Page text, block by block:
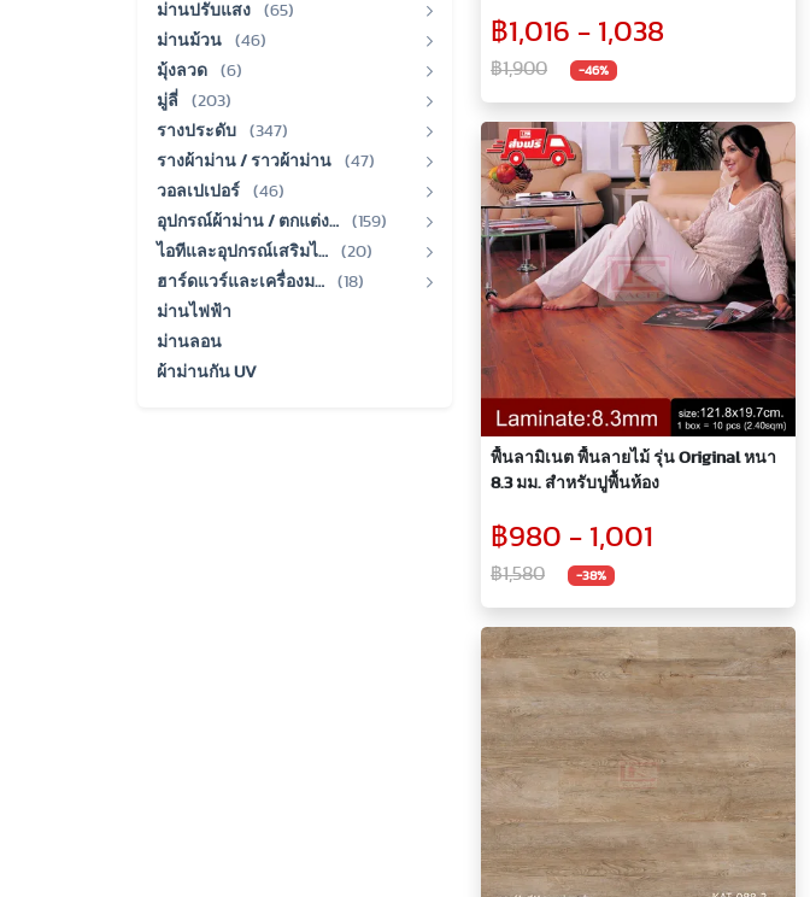
ม่านปรับแสง
(65)
ม่านม้วน
(46)
มุ้งลวด
(6)
มู่ลี่
(203)
รางประดับ
(347)
รางผ้าม่าน / ราวผ้าม่าน
(47)
วอลเปเปอร์
(46)
อุปกรณ์ผ้าม่าน / ตกแต่ง…
(159)
ไอทีและอุปกรณ์เสริมไ…
(20)
ฮาร์ดแวร์และเครื่องม…
(18)
ม่านไฟฟ้า
ม่านลอน
ผ้าม่านกัน UV
฿1,016 - 1,038
฿1,900 -46%
พื้นลามิเนต พื้นลายไม้ รุ่น Original หนา
8.3 มม. สำหรับปูพื้นห้อง
฿980 - 1,001
฿1,580 -38%